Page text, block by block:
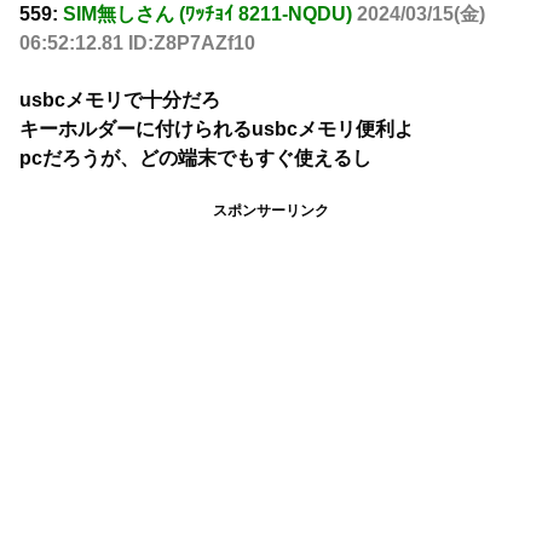
559: SIM無しさん (ﾜｯﾁｮｲ 8211-NQDU) 2024/03/15(金)
06:52:12.81 ID:Z8P7AZf10
usbcメモリで十分だろ
キーホルダーに付けられるusbcメモリ便利よ
pcだろうが、どの端末でもすぐ使えるし
スポンサーリンク